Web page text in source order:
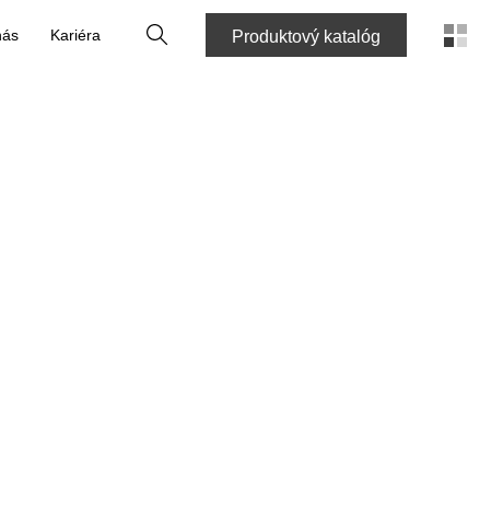
Kariéra VyhľadaťProduktový katalóg